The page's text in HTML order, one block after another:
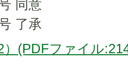
同意
了承
）(PDFファイル